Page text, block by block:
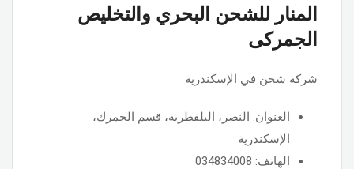
المنار للشحن البحري والتخليص
الجمركى
شركة شحن في الإسكندرية
العنوان: النصر، البلقطرية، قسم الجمرك،
الإسكندرية
الهاتف: 034834008